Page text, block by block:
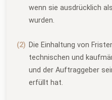
wenn sie ausdrücklich
wurden.
Die Einhaltung von
technischen und
und der Auftraggeber
erfüllt hat.